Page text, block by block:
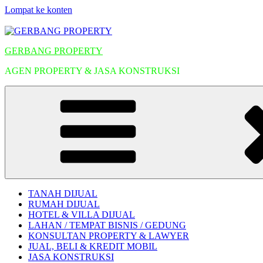
Lompat ke konten
GERBANG PROPERTY
AGEN PROPERTY & JASA KONSTRUKSI
TANAH DIJUAL
RUMAH DIJUAL
HOTEL & VILLA DIJUAL
LAHAN / TEMPAT BISNIS / GEDUNG
KONSULTAN PROPERTY & LAWYER
JUAL, BELI & KREDIT MOBIL
JASA KONSTRUKSI